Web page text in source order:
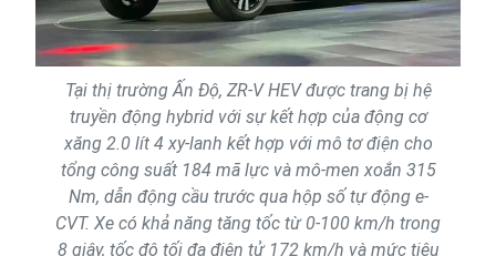
Tại thị trường Ấn Độ, ZR-V HEV được trang bị hệ
truyền động hybrid với sự kết hợp của động cơ
xăng 2.0 lít 4 xy-lanh kết hợp với mô tơ điện cho
tổng công suất 184 mã lực và mô-men xoắn 315
Nm, dẫn động cầu trước qua hộp số tự động e-
CVT. Xe có khả năng tăng tốc từ 0-100 km/h trong
8 giây, tốc độ tối đa điện tử 172 km/h và mức tiêu